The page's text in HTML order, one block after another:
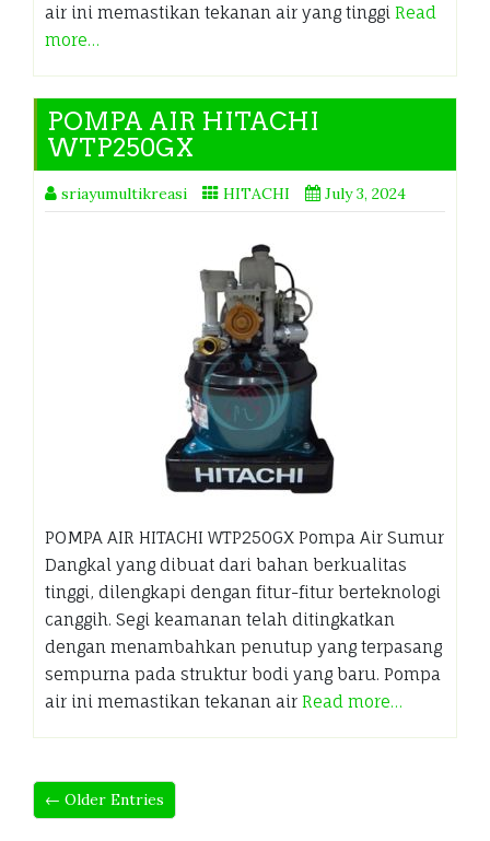
air ini memastikan tekanan air yang tinggi Read
more…
POMPA AIR HITACHI
WTP250GX
sriayumultikreasi HITACHI July 3, 2024
POMPA AIR HITACHI WTP250GX Pompa Air Sumur
Dangkal yang dibuat dari bahan berkualitas
tinggi, dilengkapi dengan fitur-fitur berteknologi
canggih. Segi keamanan telah ditingkatkan
dengan menambahkan penutup yang terpasang
sempurna pada struktur bodi yang baru. Pompa
air ini memastikan tekanan air Read more…
← Older Entries